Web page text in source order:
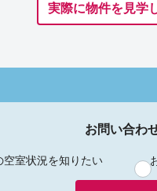
実際に物件を見学
お問い合わ
空室状況を知りたい